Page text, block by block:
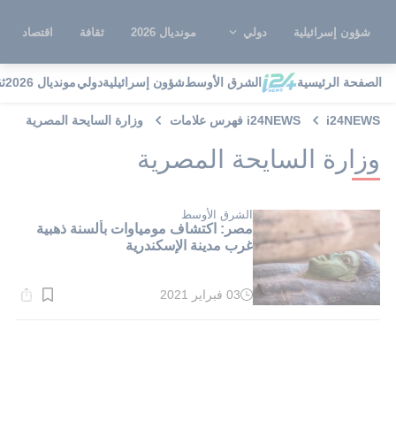
شؤون إسرائيلية دولي مونديال 2026 ثقافة اقتصاد
الصفحة الرئيسية الشرق الأوسطشؤون إسرائيليةدوليمونديال 2026
i24NEWS i24NEWS فهرس علامات وزارة السايحة المصرية
وزارة السايحة المصرية
الشرق الأوسط
مصر: اكتشاف مومياوات بألسنة ذهبية
غرب مدينة الإسكندرية
وقت
03 فبراير 2021